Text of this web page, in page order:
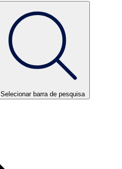
Selecionar barra de pesquisa